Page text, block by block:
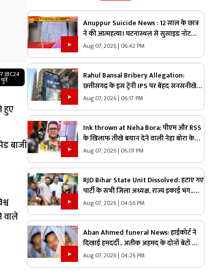
IBC24
हुए
बाजी
वाले
Anuppur Suicide News : 12 साल के छात्र
ने की आत्महत्या। घटनास्थल से सुसाइड नोट
बरामद
Aug 07, 2026 | 06:42 PM
Rahul Bansal Bribery Allegation:
छत्तीसगढ़ के इस ट्रेनी IPS पर बेहद सनसनीखेज
आरोप.. इस शख्स का दावा, ‘हवाला के जरिये
लिया एक करोड़ रुपये का रिश्वत’.. CBI एक्टिव
Aug 07, 2026 | 06:17 PM
Ink thrown at Neha Bora: पीएम और RSS
के खिलाफ तीखे बयान देने वाली नेहा बोरा के
चेहरे पर फेंकी गई स्याही.. JPSC आंदोलन के
दौरान सामने आई घटना, देखें वीडियो
Aug 07, 2026 | 06:01 PM
RJD Bihar State Unit Dissolved: हटाए गए
पार्टी के सभी जिला अध्यक्ष, राज्य इकाई भंग..
उप-चुनाव में मिली करारी हार के बाद लिया गया
बड़ा फैसला..
Aug 07, 2026 | 04:56 PM
Aban Ahmed funeral News: हाईकोर्ट ने
दिखाई हमदर्दी.. अतीक अहमद के दोनों बेटों को
मिली पेरोल.. छोटे भाई अबान के जनाज़े में होंगे
शामिल
Aug 07, 2026 | 04:26 PM